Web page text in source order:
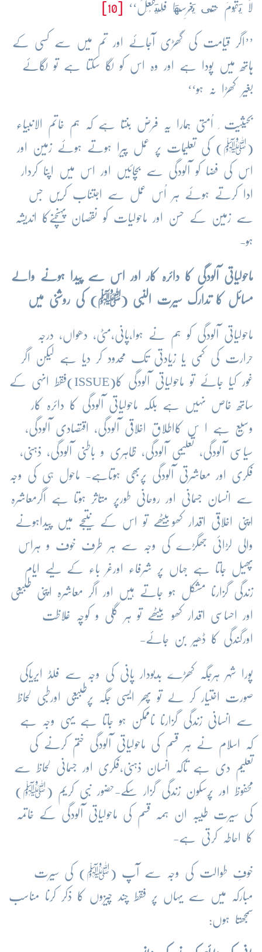
لاَ يَقُومَ حَتَّى يَغْرِسَهَا فَلْيَفْعَلْ‘‘
’’اگر قیامت کی گھڑی آجائے اور تم میں سے کسی کے
ہاتھ میں پودا ہے اور وہ اس کو لگا سکتا ہے تو لگائے
بغیر کھڑا نہ ہو‘‘
بحیثیت ِ اُمتی ہمارا یہ فرض بنتا ہے کہ ہم خاتم الانبیاء
(ﷺ) کی تعلیمات پر عمل پیرا ہوتے ہوئے زمین اور
اس کی فضا کو آلودگی سے بچائیں اور اس میں اپنا کردار
ادا کرتے ہوئے ہر اُس عمل سے اجتناب کریں جس
سے زمین کے حسن اور ماحولیات کو نقصان پہنچنےکا اندیشہ
ہو-
ماحولیاتی آلودگی کا دائرہ کار اور اس سے پیدا ہونے والے
مسائل کا تدارک سیرت النبی (ﷺ) کی روشنی میں
ماحولیاتی آلودگی کو ہم نے ہوا،پانی،مٹی، دھواں، درجہ
حرارت کی کمی یا زیادتی تک محدود کر دیا ہے لیکن اگر
غور کیا جائے تو ماحولیاتی آلودگی کا(ISSUE )فقط انہی کے
ساتھ خاص نہیں ہے بلکہ ماحولیاتی آلودگی کا دائرہ کار
وسیع ہے ا س کااطلاق اخلاقی آلودگی، اقتصادی آلودگی،
سیاسی آلودگی، تعلیمی آلودگی، ظاہری و باطنی آلودگی، ذہنی،
فکری اور معاشرتی آلودگی پربھی ہوتاہے- ماحول ہی کی وجہ
سے انسان جسمانی اور روحانی طورپر متاثر ہوتا ہے اگرمعاشرہ
اپنی اخلاقی اقدار کھوبیٹھے تو اس کے نتیجے میں پیداہونے
والی لڑائی جھگڑے کی وجہ سے ہر طرف خوف و ہراس
پھیل جاتا ہے جہاں پر شرفاء اورغر باء کے لیے ایام
زندگی گزارنا مشکل ہو جاتے ہیں اور اگر معاشرہ اپنی طبیعی
اور احساسی اقدار کھو بیٹھے تو ہر گلی و کوچہ غلاظت
اورگندگی کا ڈھیر بن جائے-
پورا شہر ہرجگہ کھڑے بدبودار پانی کی وجہ سے فلڈ ایریاکی
صورت اختیار کر لے تو پھر ایسی جگہ پرطبیعی اورطبی لحاظ
سے انسانی زندگی گزارنا ناممکن ہو جاتا ہے یہی وجہ ہے
کہ اسلام نے ہر قسم کی ماحولیاتی آلودگی ختم کرنے کی
تعلیم دی ہے تاکہ انسان ذہنی،فکری اور جسمانی لحاظ سے
محفوظ اور پُرسکون زندگی گزار سکے-حضور نبی کریم (ﷺ)
کی سیرت طیبہ ان ہمہ قسم کی ماحولیاتی آلودگی کے خاتمہ
کا احاطہ کرتی ہے-
خوفِ طوالت کی وجہ سے آپ ( ﷺ ) کی سیرت
مبارکہ میں سے یہاں پر فقط چند چیزوں کا ذکر کرنا مناسب
سمجھتا ہوں: